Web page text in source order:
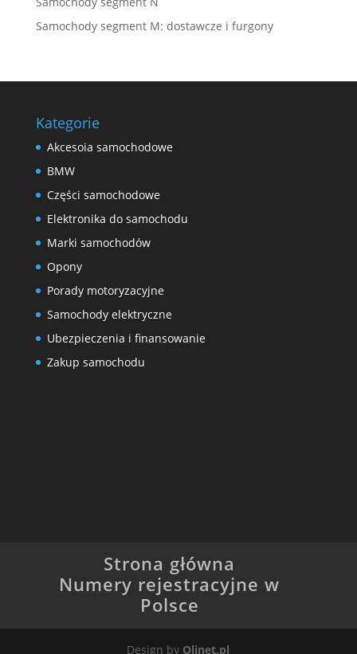
Samochody segment M: dostawcze i furgony
Kategorie
Akcesoia samochodowe
BMW
Części samochodowe
Elektronika do samochodu
Marki samochodów
Opony
Porady motoryzacyjne
Samochody elektryczne
Ubezpieczenia i finansowanie
Zakup samochodu
Strona główna
Numery rejestracyjne w
Polsce
Design by Olinet.pl